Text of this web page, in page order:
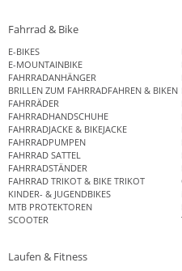
Fahrrad & Bike
E-BIKES
E-MOUNTAINBIKE
FAHRRADANHÄNGER
BRILLEN ZUM FAHRRADFAHREN & BIKEN
FAHRRÄDER
FAHRRADHANDSCHUHE
FAHRRADJACKE & BIKEJACKE
FAHRRADPUMPEN
FAHRRAD SATTEL
FAHRRADSTÄNDER
FAHRRAD TRIKOT & BIKE TRIKOT
KINDER- & JUGENDBIKES
MTB PROTEKTOREN
SCOOTER
Laufen & Fitness